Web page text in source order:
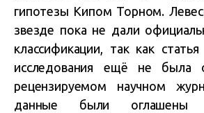
гипотезы Кипом Торном.
звезде пока не дали
классификации, так как
исследования ещё не была
рецензируемом научном
данные были оглашены